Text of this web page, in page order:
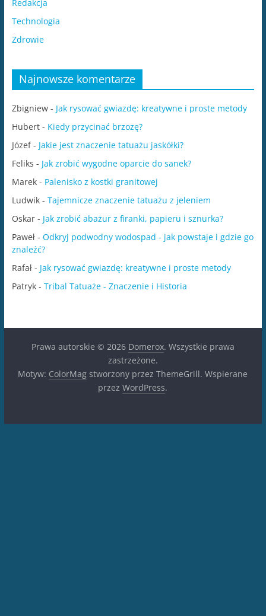
Redakcja
Technologia
Zdrowie
Najnowsze komentarze
Zbigniew- Jak rysować gwiazdę: kreatywne i proste metody
Hubert- Kiedy przycinać brzozę?
Józef- Jakie jest znaczenie tatuażu jaskółki?
Feliks - Jak zrobić wygodne oparcie do sanek?
Marek- Palenisko z kostki granitowej
Ludwik- Tajemnicze znaczenie tatuażu z jeleniem
Oskar- Jak zrobić abażur z firanki, papieru i sznurka?
Paweł- Odkryj podwodny wodospad - jak powstaje i gdzie go
znaleźć?
Rafał- Jak rysować gwiazdę: kreatywne i proste metody
Patryk- Tribal Tatuaże - Znaczenie i Historia
Prawa autorskie © 2026 Domerox. Wszystkie prawa
zastrzeżone.
Motyw: ColorMag stworzony przez ThemeGrill. Wspierane
przezWordPress.